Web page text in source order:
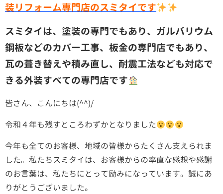
装リフォーム専門店のスミタイです
スミタイは、塗装の専門でもあり、ガルバリウム
鋼板などのカバー工事、板金の専門店でもあり、
瓦の葺き替えや積み直し、耐震工法なども対応で
きる外装すべての専門店です
皆さん、こんにちは(^^)/
令和４年も残すところわずかとなりました
今年も全てのお客様、地域の皆様からたくさん支えられま
した。私たちスミタイは、お客様からの率直な感想や感謝
のお言葉は、私たちにとって励みになっています。誠にあ
りがとうございました。